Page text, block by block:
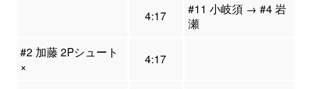
4:17
#11 小岐須 → #4 岩
瀬
#2 加藤 2Pシュート
×
4:17